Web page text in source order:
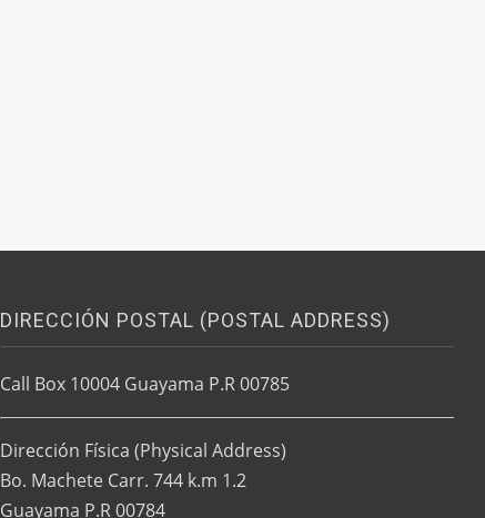
DIRECCIÓN POSTAL (POSTAL ADDRESS)
Call Box 10004 Guayama P.R 00785
Dirección Física (Physical Address)
Bo. Machete Carr. 744 k.m 1.2
Guayama P.R 00784